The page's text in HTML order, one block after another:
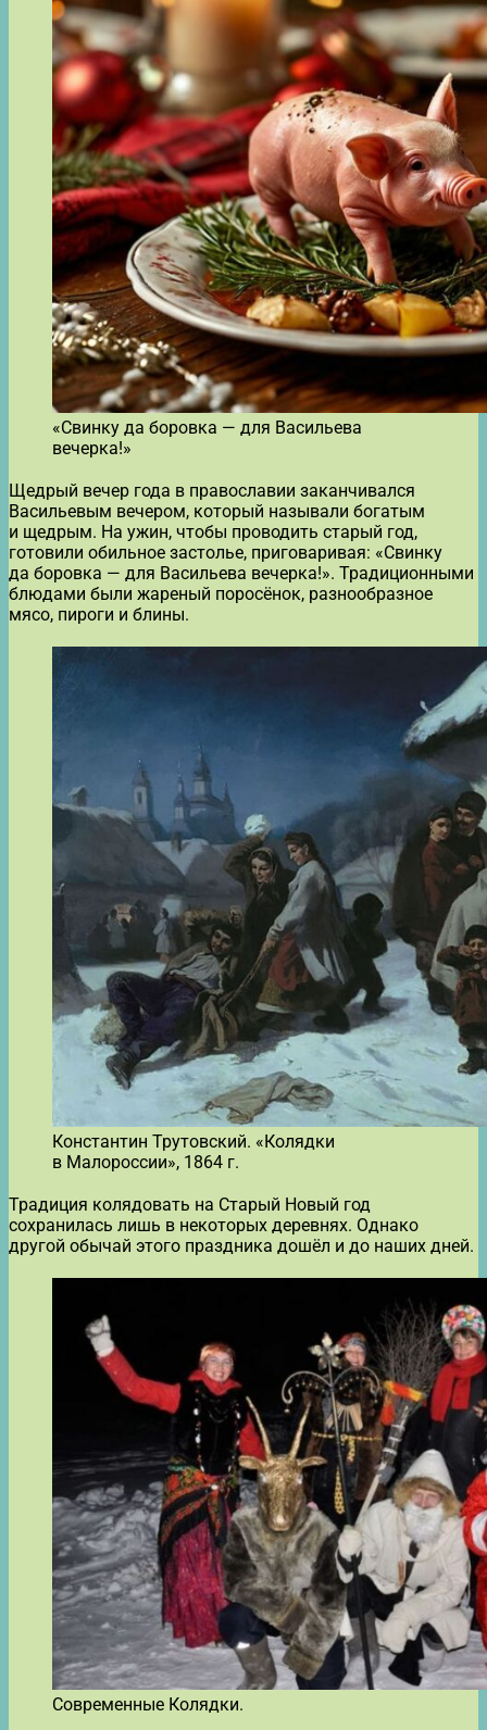
«Свинку да боровка — для Васильева
вечерка!»
Щедрый вечер года в православии заканчивался
Васильевым вечером, который называли богатым
и щедрым. На ужин, чтобы проводить старый год,
готовили обильное застолье, приговаривая: «Свинку
да боровка — для Васильева вечерка!». Традиционными
блюдами были жареный поросёнок, разнообразное
мясо, пироги и блины.
Константин Трутовский. «Колядки
в Малороссии», 1864 г.
Традиция колядовать на Старый Новый год
сохранилась лишь в некоторых деревнях. Однако
другой обычай этого праздника дошёл и до наших дней.
Современные Колядки.